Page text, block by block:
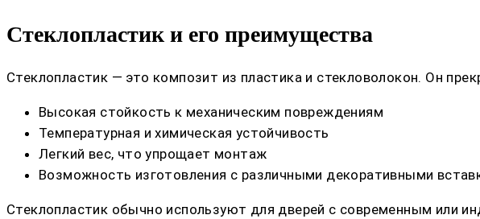
Стеклопластик и его преимущества
Стеклопластик — это композит из пластика и стекловолокон. Он
Высокая стойкость к механическим повреждениям
Температурная и химическая устойчивость
Легкий вес, что упрощает монтаж
Возможность изготовления с различными декоративными
Стеклопластик обычно используют для дверей с современным или